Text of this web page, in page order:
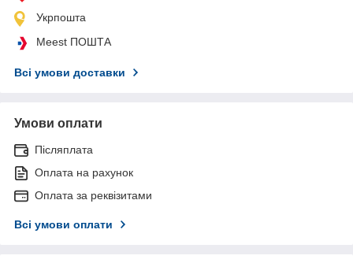
Укрпошта
Meest ПОШТА
Всі умови доставки
Умови оплати
Післяплата
Оплата на рахунок
Оплата за реквізитами
Всі умови оплати